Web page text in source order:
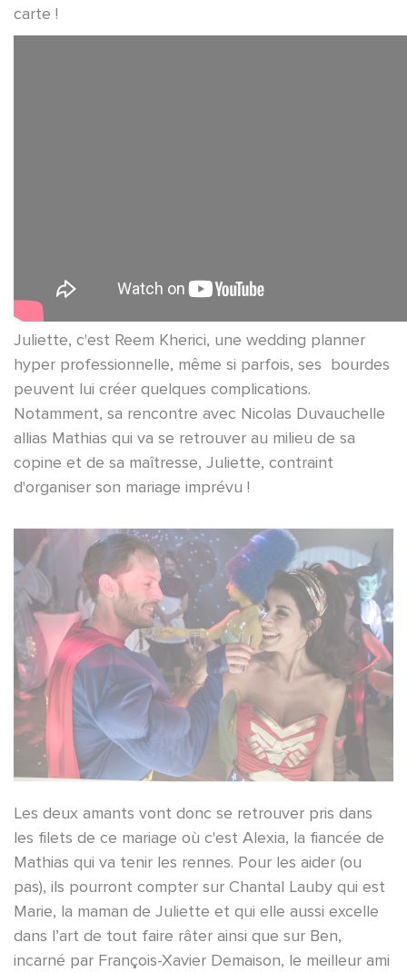
carte !
Juliette, c'est Reem Kherici, une wedding planner
hyper professionnelle, même si parfois, ses bourdes
peuvent lui créer quelques complications.
Notamment, sa rencontre avec Nicolas Duvauchelle
allias Mathias qui va se retrouver au milieu de sa
copine et de sa maîtresse, Juliette, contraint
d'organiser son mariage imprévu !
Les deux amants vont donc se retrouver pris dans
les filets de ce mariage où c'est Alexia, la fiancée de
Mathias qui va tenir les rennes. Pour les aider (ou
pas), ils pourront compter sur Chantal Lauby qui est
Marie, la maman de Juliette et qui elle aussi excelle
dans l’art de tout faire râter ainsi que sur Ben,
incarné par François-Xavier Demaison, le meilleur ami